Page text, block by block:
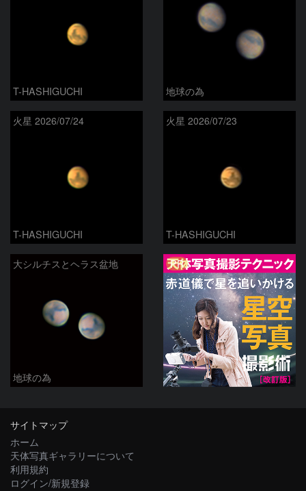
T-HASHIGUCHI 地球の為
火星 2026/07/24
T-HASHIGUCHI
火星 2026/07/23
T-HASHIGUCHI
大シルチスとヘラス盆地
地球の為
PR
サイトマップ
ホーム
天体写真ギャラリーについて
利用規約
ログイン/新規登録